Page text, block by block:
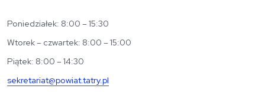
Poniedziałek: 8:00 – 15:30
Wtorek – czwartek: 8:00 – 15:00
Piątek: 8:00 – 14:30
sekretariat@powiat.tatry.pl